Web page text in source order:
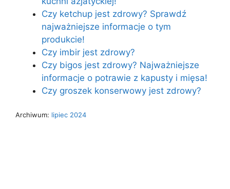
Czy ketchup jest zdrowy? Sprawdź
najważniejsze informacje o tym
produkcie!
Czy imbir jest zdrowy?
Czy bigos jest zdrowy? Najważniejsze
informacje o potrawie z kapusty i mięsa!
Czy groszek konserwowy jest zdrowy?
Archiwum: lipiec 2024